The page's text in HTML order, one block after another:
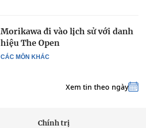
CÁC MÔN KHÁC
Morikawa đi vào lịch sử với danh
hiệu The Open
Xem tin theo ngày
Chính trị